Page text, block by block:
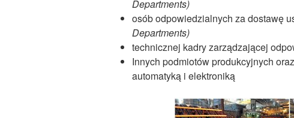
Departments)
osób odpowiedzialnych za dostawę
Departments)
technicznej kadry zarządzającej
Innych podmiotów produkcyjnych
automatyką i elektroniką